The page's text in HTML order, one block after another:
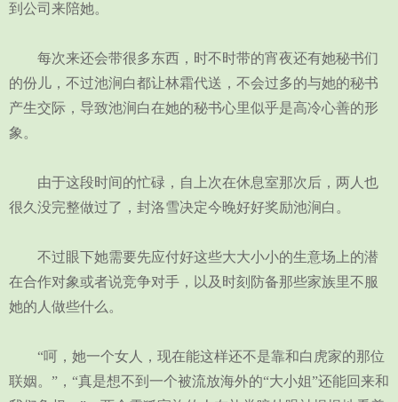
到公司来陪她。
每次来还会带很多东西，时不时带的宵夜还有她秘书们
的份儿，不过池涧白都让林霜代送，不会过多的与她的秘书
产生交际，导致池涧白在她的秘书心里似乎是高冷心善的形
象。
由于这段时间的忙碌，自上次在休息室那次后，两人也
很久没完整做过了，封洛雪决定今晚好好奖励池涧白。
不过眼下她需要先应付好这些大大小小的生意场上的潜
在合作对象或者说竞争对手，以及时刻防备那些家族里不服
她的人做些什么。
“呵，她一个女人，现在能这样还不是靠和白虎家的那位
联姻。”，“真是想不到一个被流放海外的“大小姐”还能回来和